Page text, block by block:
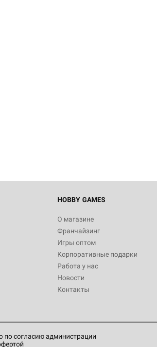
HOBBY GAMES
О магазине
Франчайзинг
Игры оптом
Корпоративные подарки
Работа у нас
Новости
Контакты
по согласию администрации